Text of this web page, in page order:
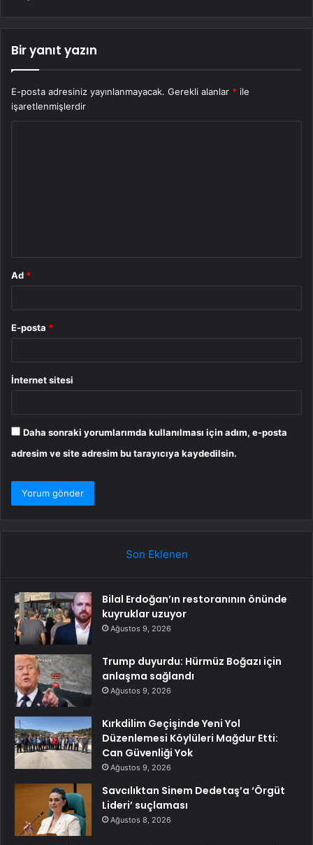
Bir yanıt yazın
E-posta adresiniz yayınlanmayacak. Gerekli alanlar * ile
işaretlenmişlerdir
Ad *
E-posta *
İnternet sitesi
Daha sonraki yorumlarımda kullanılması için adım, e-posta
adresim ve site adresim bu tarayıcıya kaydedilsin.
Son Eklenen
Bilal Erdoğan’ın restoranının önünde
kuyruklar uzuyor
Ağustos 9, 2026
Trump duyurdu: Hürmüz Boğazı için
anlaşma sağlandı
Ağustos 9, 2026
Kırkdilim Geçişinde Yeni Yol
Düzenlemesi Köylüleri Mağdur Etti:
Can Güvenliği Yok
Ağustos 9, 2026
Savcılıktan Sinem Dedetaş’a ‘Örgüt
Lideri’ suçlaması
Ağustos 8, 2026